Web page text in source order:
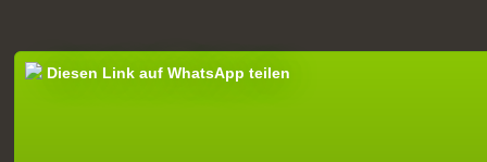
Diesen Link auf WhatsApp teilen